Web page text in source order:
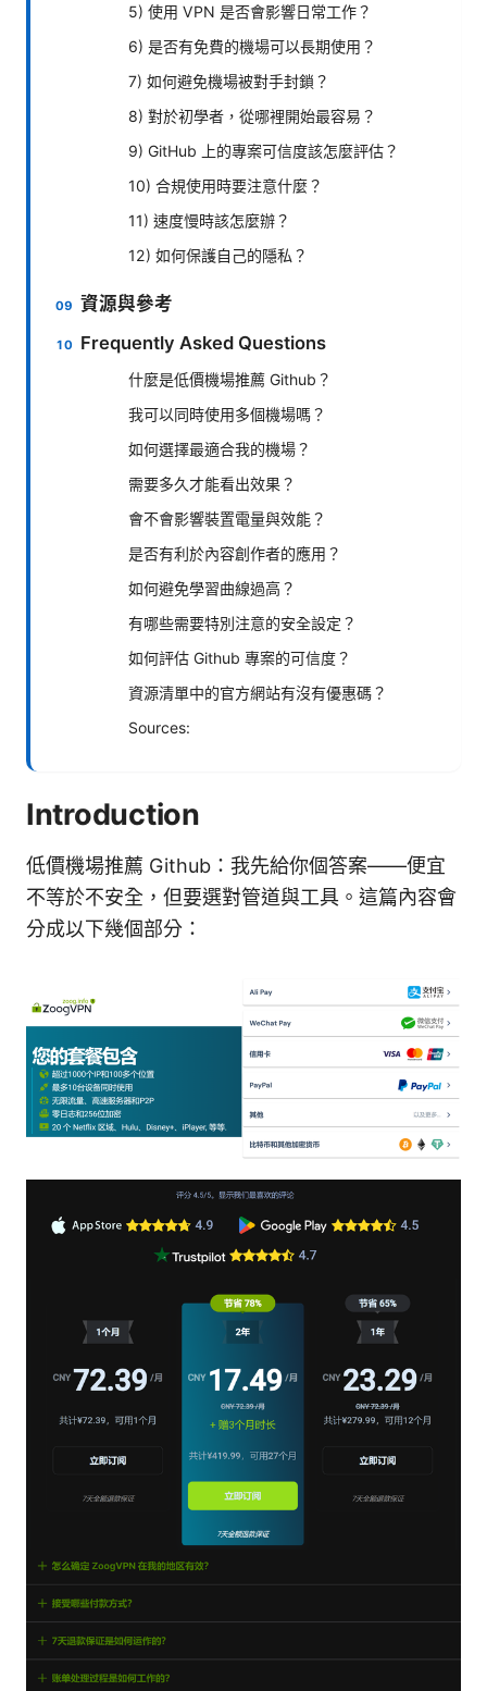
5) 使用 VPN 是否會影響日常工作？
6) 是否有免費的機場可以長期使用？
7) 如何避免機場被對手封鎖？
8) 對於初學者，從哪裡開始最容易？
9) GitHub 上的專案可信度該怎麼評估？
10) 合規使用時要注意什麼？
11) 速度慢時該怎麼辦？
12) 如何保護自己的隱私？
資源與參考
Frequently Asked Questions
什麼是低價機場推薦 Github？
我可以同時使用多個機場嗎？
如何選擇最適合我的機場？
需要多久才能看出效果？
會不會影響裝置電量與效能？
是否有利於內容創作者的應用？
如何避免學習曲線過高？
有哪些需要特別注意的安全設定？
如何評估 Github 專案的可信度？
資源清單中的官方網站有沒有優惠碼？
Sources:
Introduction
低價機場推薦 Github：我先給你個答案——便宜
不等於不安全，但要選對管道與工具。這篇內容會
分成以下幾個部分：